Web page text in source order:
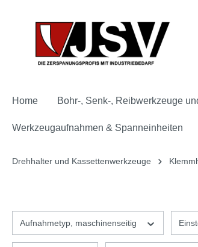
Home Bohr-, Senk-, Reibwerkzeuge
Werkzeugaufnahmen & Spanneinheiten
Drehhalter und Kassettenwerkzeuge
Aufnahmetyp, maschinenseitig